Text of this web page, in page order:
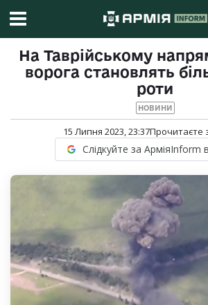
На Таврійському
ворога становлять
роти
НОВИНИ
15 Липня 2023, 23:37Прочитаєте
Слідкуйте за АрміяInform